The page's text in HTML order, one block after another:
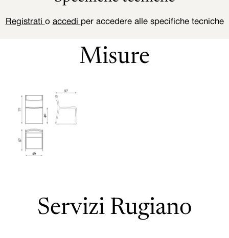
Registrati o accedi per accedere alle specifiche tecniche
Misure
Servizi Rugiano